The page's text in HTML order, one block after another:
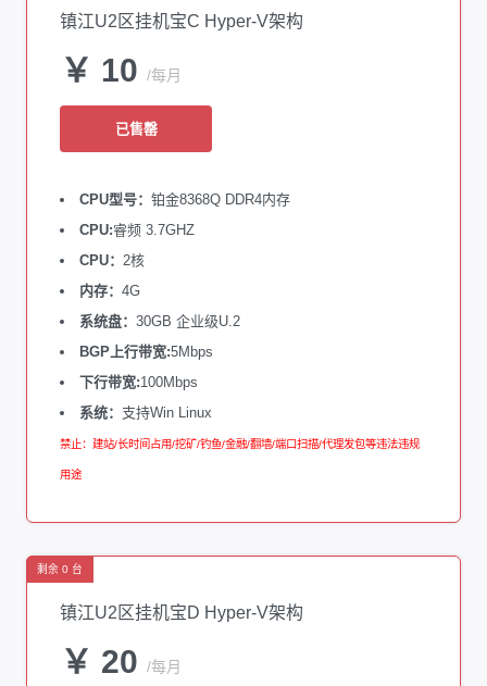
镇江U2区挂机宝C Hyper-V架构
￥ 10 /每月
已售罄
CPU型号： 铂金8368Q DDR4内存
CPU:睿频 3.7GHZ
CPU： 2核
内存： 4G
系统盘： 30GB 企业级U.2
BGP上行带宽:5Mbps
下行带宽:100Mbps
系统： 支持Win Linux
禁止：建站/长时间占用/挖矿/钓鱼/金融/翻墙/端口扫描/代理发包等违法违规
用途
剩余 0 台
镇江U2区挂机宝D Hyper-V架构
￥ 20 /每月